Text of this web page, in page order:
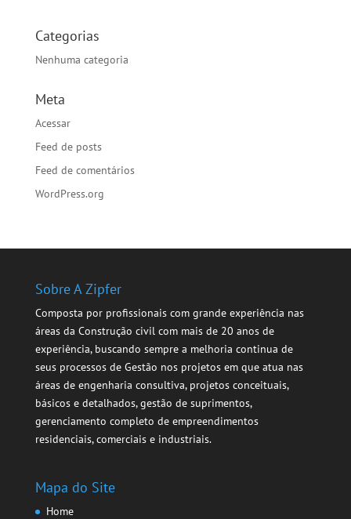
Categorias
Nenhuma categoria
Meta
Acessar
Feed de posts
Feed de comentários
WordPress.org
Sobre A Zipfer
Composta por profissionais com grande experiência nas
áreas da Construção civil com mais de 20 anos de
experiência, buscando sempre a melhoria continua de
seus processos de Gestão nos projetos em que atua nas
áreas de engenharia consultiva, projetos conceituais,
básicos e detalhados, gestão de suprimentos,
gerenciamento completo de empreendimentos
residenciais, comerciais e industriais.
Mapa do Site
Home